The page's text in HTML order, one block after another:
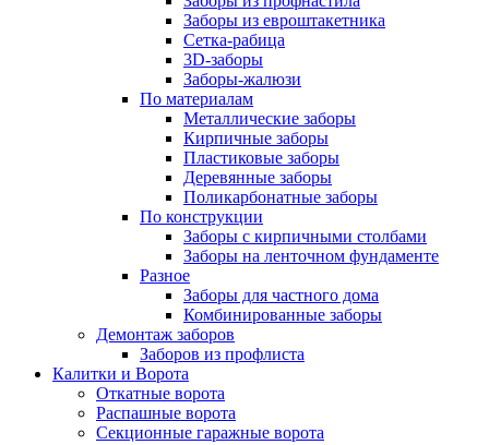
Заборы из евроштакетника
Сетка-рабица
3D-заборы
Заборы-жалюзи
По материалам
Металлические заборы
Кирпичные заборы
Пластиковые заборы
Деревянные заборы
Поликарбонатные заборы
По конструкции
Заборы с кирпичными столбами
Заборы на ленточном фундаменте
Разное
Заборы для частного дома
Комбинированные заборы
Демонтаж заборов
Заборов из профлиста
Калитки и Ворота
Откатные ворота
Распашные ворота
Секционные гаражные ворота